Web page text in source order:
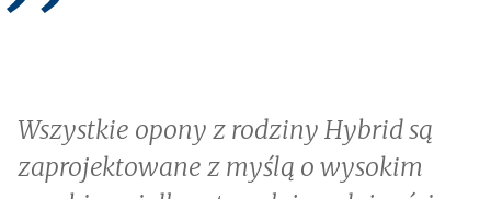
Wszystkie opony z rodziny Hybrid są
zaprojektowane z myślą o wysokim